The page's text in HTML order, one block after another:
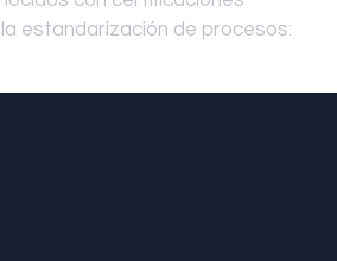
estandarización de procesos: